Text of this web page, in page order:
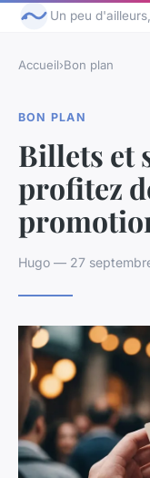
Un peu
Accueil›Bon plan
BON PLAN
Billets et
profitez
Hugo — 27